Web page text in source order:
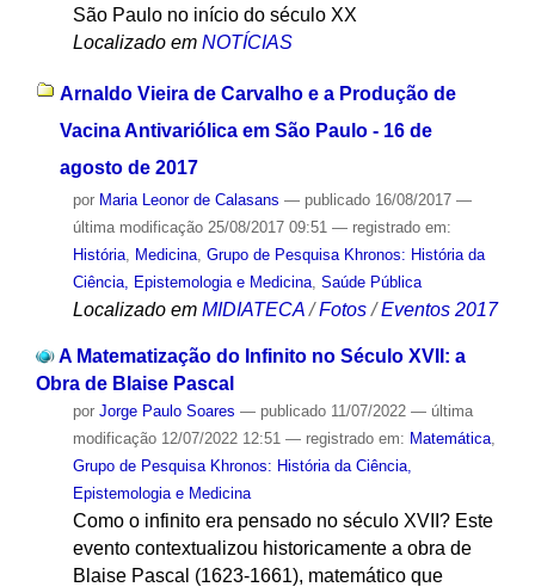
São Paulo no início do século XX
Localizado em NOTÍCIAS
Arnaldo Vieira de Carvalho e a Produção de
Vacina Antivariólica em São Paulo - 16 de
agosto de 2017
por Maria Leonor de Calasans — publicado16/08/2017 —
última modificação25/08/2017 09:51 — registrado em:
História, Medicina, Grupo de Pesquisa Khronos: História da
Ciência, Epistemologia e Medicina, Saúde Pública
Localizado em MIDIATECA /Fotos /Eventos 2017
A Matematização do Infinito no Século XVII: a
Obra de Blaise Pascal
por Jorge Paulo Soares — publicado11/07/2022 — última
modificação12/07/2022 12:51 — registrado em: Matemática,
Grupo de Pesquisa Khronos: História da Ciência,
Epistemologia e Medicina
Como o infinito era pensado no século XVII? Este
evento contextualizou historicamente a obra de
Blaise Pascal (1623-1661), matemático que